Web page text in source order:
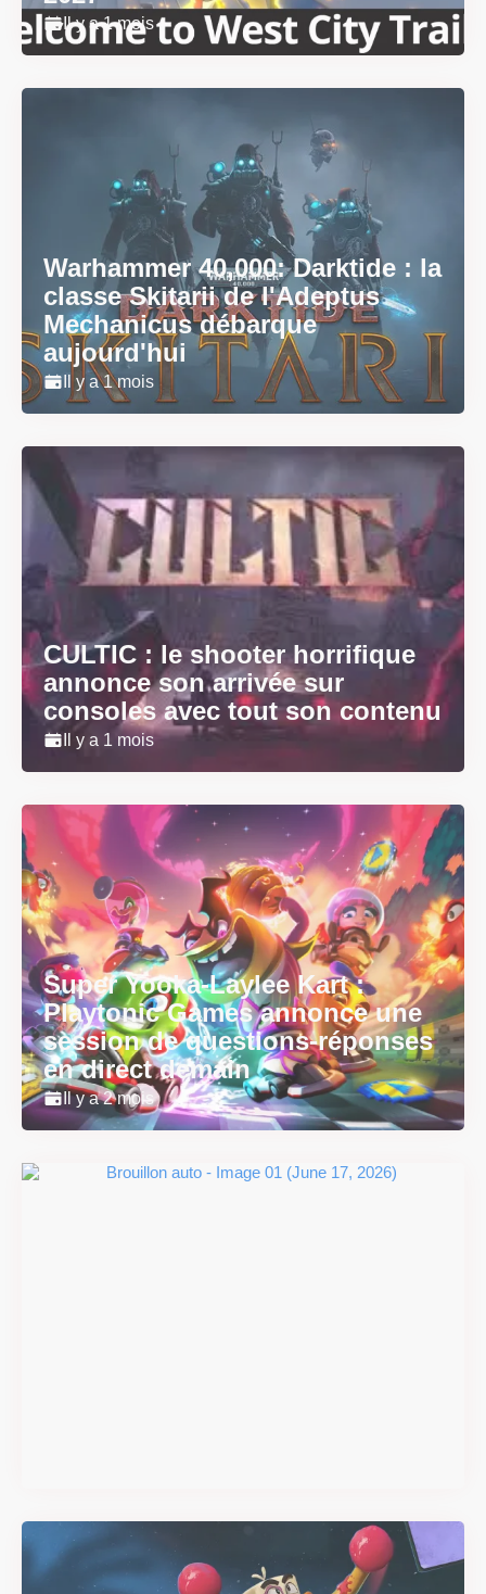
Il y a 1 mois
Warhammer 40,000: Darktide : la
classe Skitarii de l'Adeptus
Mechanicus débarque
aujourd'hui
Il y a 1 mois
CULTIC : le shooter horrifique
annonce son arrivée sur
consoles avec tout son contenu
Il y a 1 mois
Super Yooka-Laylee Kart :
Playtonic Games annonce une
session de questions-réponses
en direct demain
Il y a 2 mois